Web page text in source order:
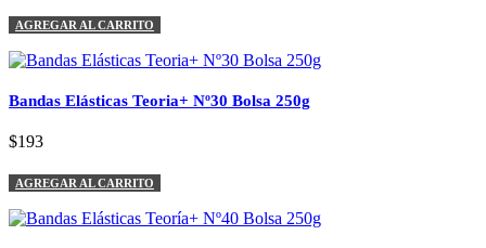
AGREGAR AL CARRITO
Bandas Elásticas Teoria+ Nº30 Bolsa 250g
$193
AGREGAR AL CARRITO